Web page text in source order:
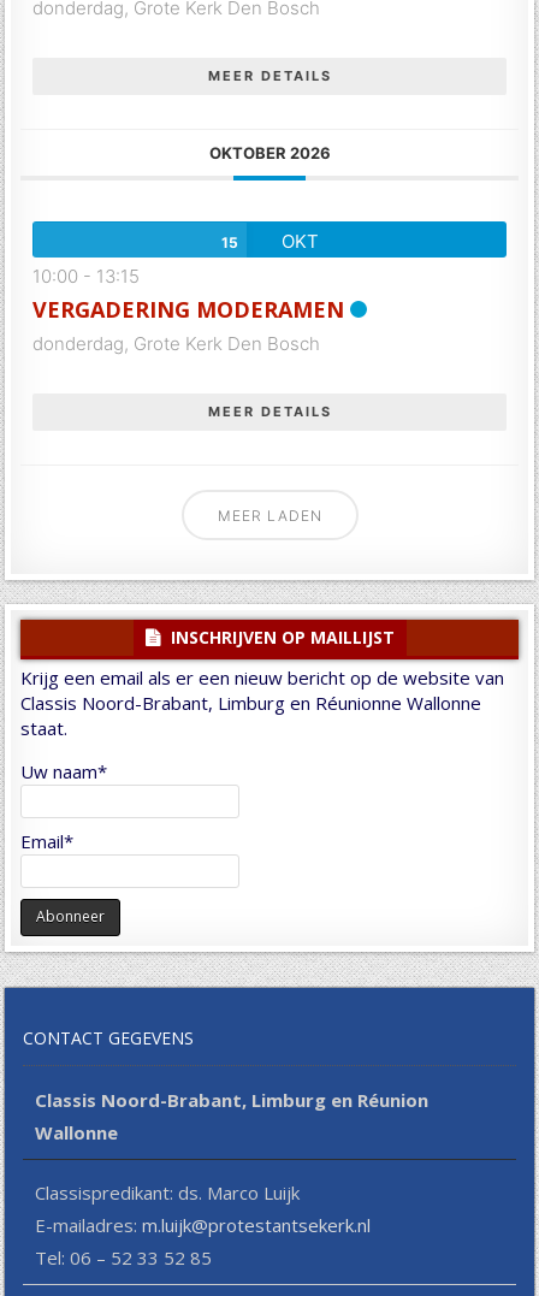
donderdag, Grote Kerk Den Bosch
MEER DETAILS
OKTOBER 2026
15
OKT
10:00 - 13:15
VERGADERING MODERAMEN
donderdag, Grote Kerk Den Bosch
MEER DETAILS
MEER LADEN
INSCHRIJVEN OP MAILLIJST
Krijg een email als er een nieuw bericht op de website van
Classis Noord-Brabant, Limburg en Réunionne Wallonne
staat.
Uw naam*
Email*
CONTACT GEGEVENS
Classis Noord-Brabant, Limburg en Réunion
Wallonne
Classispredikant: ds. Marco Luijk
E-mailadres:m.luijk@protestantsekerk.nl
Tel: 06 – 52 33 52 85